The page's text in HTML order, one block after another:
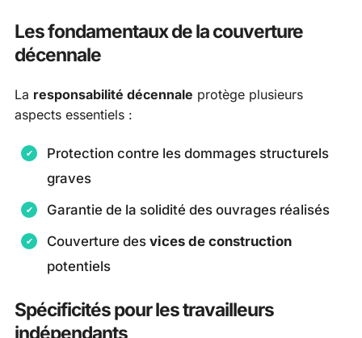
Les fondamentaux de la couverture
décennale
La responsabilité décennale protège plusieurs
aspects essentiels :
Protection contre les dommages structurels
graves
Garantie de la solidité des ouvrages réalisés
Couverture des vices de construction
potentiels
Spécificités pour les travailleurs
indépendants